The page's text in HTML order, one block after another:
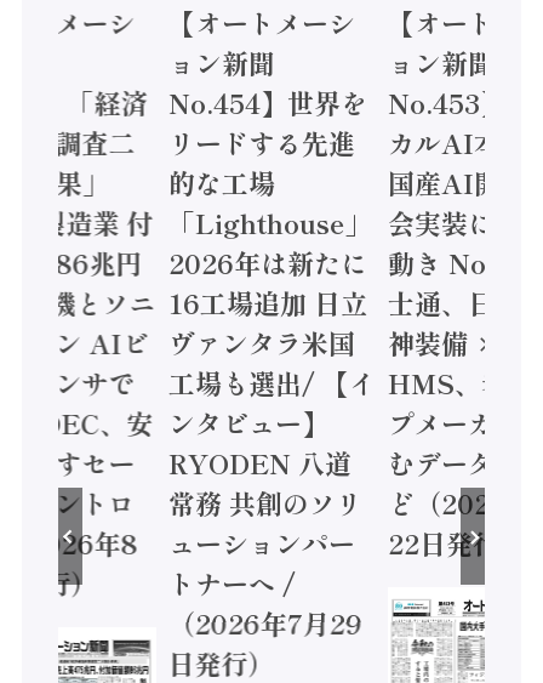
トメーシ
】「経済
態調査二
結果」
年製造業 付
額86兆円
電機とソニ
コン AIビ
センサで
/ IDEC、安
かすセー
コントロ
2026年8
発行）
【オートメーシ
ョン新聞
No.454】世界を
リードする先進
的な工場
「Lighthouse」
2026年は新たに
16工場追加 日立
ヴァンタラ米国
工場も選出/ 【イ
ンタビュー】
RYODEN 八道
常務 共創のソリ
ューションパー
トナーへ /
（2026年7月29
日発行）
【オートメ
ョン新聞
No.453】フ
カルAI本格
国産AI開発
会実装に活
動き
士通、日立
神装備 ×
HMS、老舗
プメーカー
むデータ活
ど（2026年
22日発行）